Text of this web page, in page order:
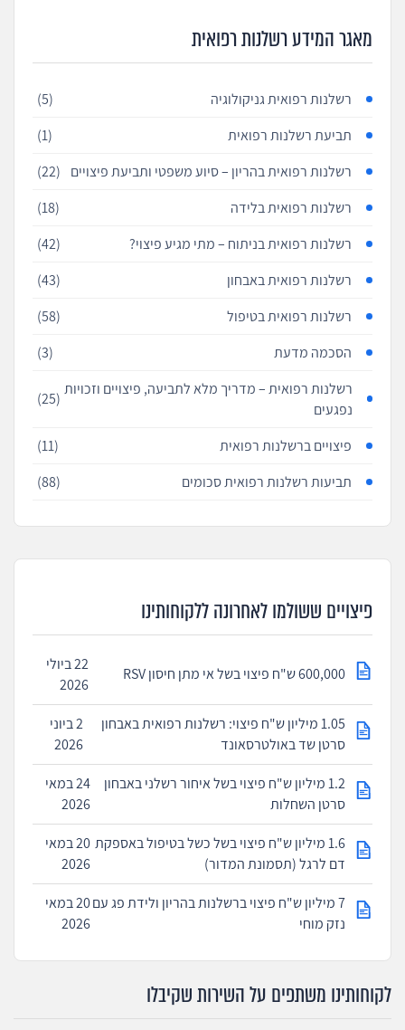
מאגר המידע רשלנות רפואית
רשלנות רפואית גניקולוגיה
(5)
תביעת רשלנות רפואית
(1)
רשלנות רפואית בהריון – סיוע משפטי ותביעת פיצויים
(22)
רשלנות רפואית בלידה
(18)
רשלנות רפואית בניתוח – מתי מגיע פיצוי?
(42)
רשלנות רפואית באבחון
(43)
רשלנות רפואית בטיפול
(58)
הסכמה מדעת
(3)
רשלנות רפואית – מדריך מלא לתביעה, פיצויים וזכויות
נפגעים
(25)
פיצויים ברשלנות רפואית
(11)
תביעות רשלנות רפואית סכומים
(88)
פיצויים ששולמו לאחרונה ללקוחותינו
600,000 ש"ח פיצוי בשל אי מתן חיסון RSV
22 ביולי
2026
1.05 מיליון ש"ח פיצוי: רשלנות רפואית באבחון
סרטן שד באולטרסאונד
2 ביוני
2026
1.2 מיליון ש"ח פיצוי בשל איחור רשלני באבחון
סרטן השחלות
24 במאי
2026
1.6 מיליון ש"ח פיצוי בשל כשל בטיפול באספקת
דם לרגל (תסמונת המדור)
20 במאי
2026
7 מיליון ש"ח פיצוי ברשלנות בהריון ולידת פג עם
נזק מוחי
20 במאי
2026
לקוחותינו משתפים על השירות שקיבלו